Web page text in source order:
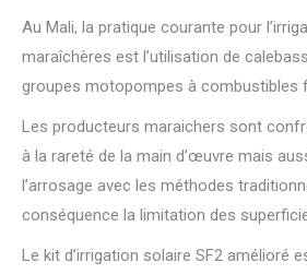
Au Mali, la pratique courante pour
maraîchères est l’utilisation de
groupes motopompes à combustibles
Les producteurs maraichers sont
à la rareté de la main d’œuvre mais
l’arrosage avec les méthodes
conséquence la limitation des
Le kit d’irrigation solaire SF2 amélioré